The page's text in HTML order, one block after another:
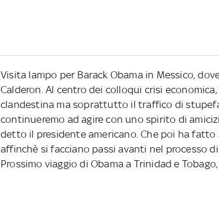
Visita lampo per Barack Obama in Messico,
Calderon. Al centro dei colloqui crisi
clandestina ma soprattutto il traffico di
continueremo ad agire con uno spirito di
detto il presidente americano. Che poi ha fatto
affinchè si facciano passi avanti nel processo
Prossimo viaggio di Obama a Trinidad e